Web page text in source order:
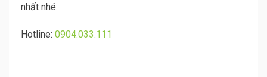
nhất nhé:
Hotline: 0904.033.111